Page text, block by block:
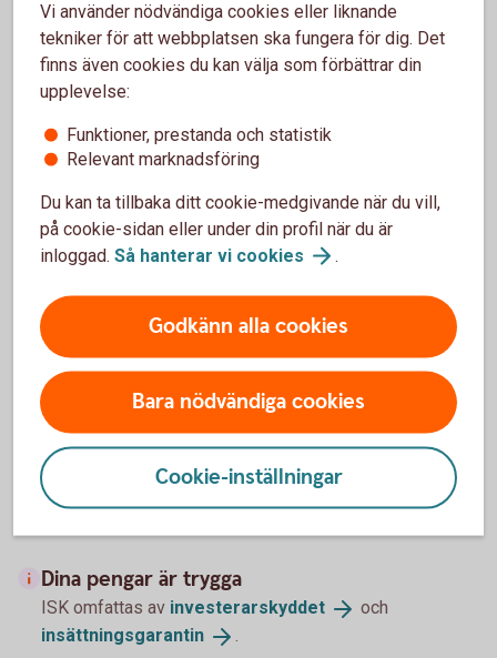
värdepappersbelåning
Från och med 2025 gäller att privatpersoner endast får dra
av ränteutgifter på lån som lämnas mot särskilda former av
säkerhet och det har varit upp till Skatteverket att tolka när
räntan är avdragsgill. När det gäller ränteavdrag vid
belåning av ISK och KF.
Räntan på aktielån är fullt avdragsgill på ett ISK och kan
kapitalförsäkring togs bort helt från 2026. Skatteverket
motiverar detta med att värdepapperen i en
kapitalförsäkring formellt ägs av försäkringsbolaget och
därför inte kan ställas som säkerhet på det sätt som krävs
för ränteavdrag. För dig som använder
värdepappersbelåning är alltså ISK mer fördelaktigt än KF
för att få avdrag för räntekostnader kopplat till
värdepapperskrediten.
Dina pengar är trygga
ISK omfattas av investerarskyddet
och
insättningsgarantin
Vi använder nödvändiga cookies eller liknande
tekniker för att webbplatsen ska fungera för dig. Det
finns även cookies du kan välja som förbättrar din
upplevelse:
Funktioner, prestanda och statistik
Relevant marknadsföring
Du kan ta tillbaka ditt cookie-medgivande när du vill,
på cookie-sidan eller under din profil när du är
inloggad. Så hanterar vi cookies .
Godkänn alla cookies
Bara nödvändiga cookies
Cookie-inställningar